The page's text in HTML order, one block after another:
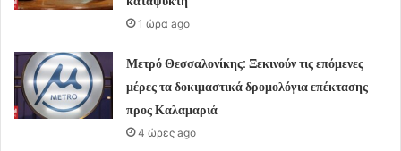
1 ώρα ago
Μετρό Θεσσαλονίκης: Ξεκινούν τις επόμενες
μέρες τα δοκιμαστικά δρομολόγια επέκτασης
προς Καλαμαριά
4 ώρες ago